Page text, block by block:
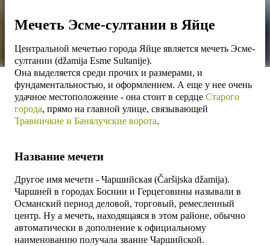
Мечеть Эсме-султании в Яйце
Центральной мечетью города Яйце является мечеть Эсме-
султании (džamija Esme Sultanije).
Она выделяется среди прочих и размерами, и
фундаментальностью, и оформлением. А еще у нее очень
удачное местоположение - она стоит в сердце Старого
города, прямо на главной улице, связывающей
Травничкие и Банялучские ворота.
Название мечети
Другое имя мечети - Чаршийская (Čaršijska džamija).
Чаршией в городах Боснии и Герцеговины называли в
Османский период деловой, торговый, ремесленный
центр. Ну а мечеть, находящаяся в этом районе, обычно
автоматически в дополнение к официальному
наименованию получала звание Чаршийской.